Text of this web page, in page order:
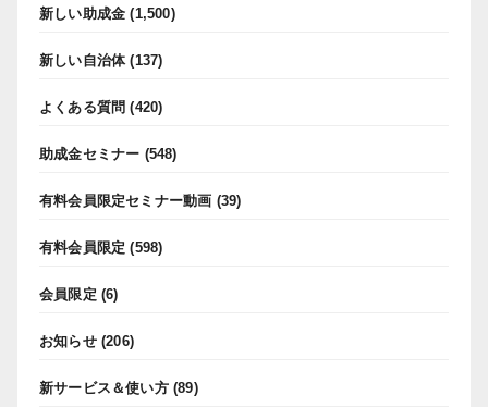
新しい助成金 (1,500)
新しい自治体(137)
よくある質問 (420)
助成金セミナー (548)
有料会員限定セミナー動画 (39)
有料会員限定 (598)
会員限定 (6)
お知らせ(206)
新サービス＆使い方(89)